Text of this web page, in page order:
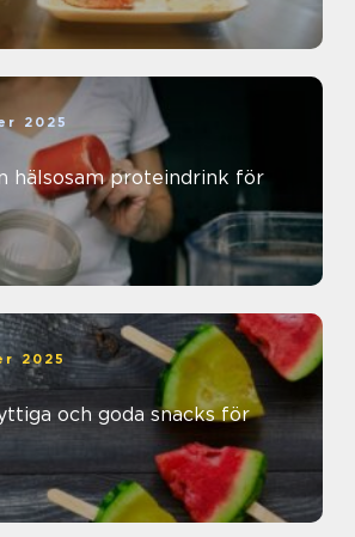
2025
hälsosam proteindrink för
2025
och goda snacks för